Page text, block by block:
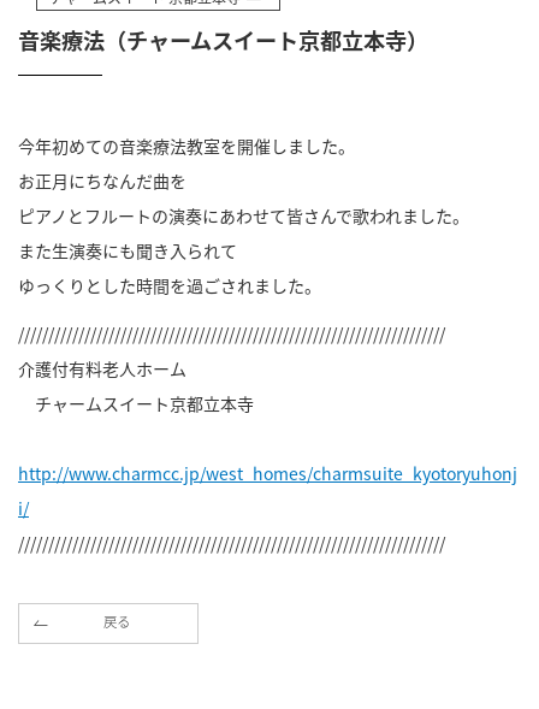
音楽療法（チャームスイート京都立本寺）
今年初めての音楽療法教室を開催しました。
お正月にちなんだ曲を
ピアノとフルートの演奏にあわせて皆さんで歌われました。
また生演奏にも聞き入られて
ゆっくりとした時間を過ごされました。
///////////////////////////////////////////////////////////////////////
介護付有料老人ホーム
チャームスイート京都立本寺
http://www.charmcc.jp/west_homes/charmsuite_kyotoryuhonj
i/
///////////////////////////////////////////////////////////////////////
戻る